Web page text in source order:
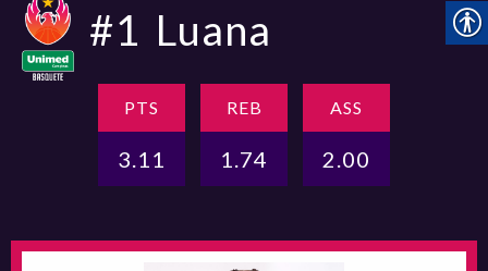
#1 Luana
PTS
3.11
REB
1.74
ASS
2.00